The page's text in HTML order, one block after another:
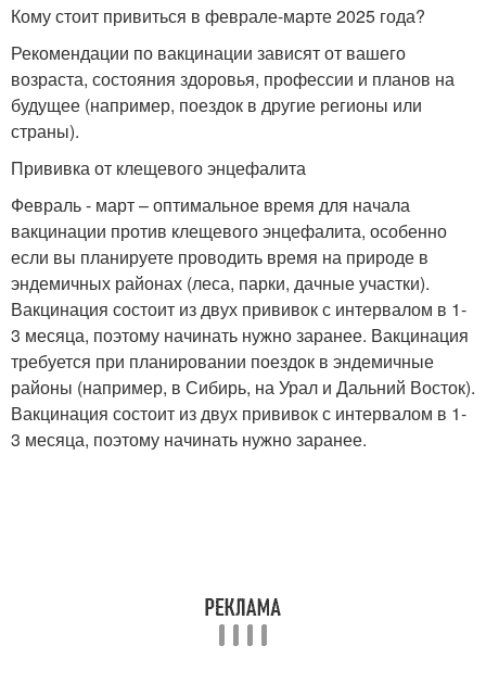
Кому стоит привиться в феврале-марте 2025 года?
Рекомендации по вакцинации зависят от вашего
возраста, состояния здоровья, профессии и планов на
будущее (например, поездок в другие регионы или
страны).
Прививка от клещевого энцефалита
Февраль - март – оптимальное время для начала
вакцинации против клещевого энцефалита, особенно
если вы планируете проводить время на природе в
эндемичных районах (леса, парки, дачные участки).
Вакцинация состоит из двух прививок с интервалом в 1-
3 месяца, поэтому начинать нужно заранее. Вакцинация
требуется при планировании поездок в эндемичные
районы (например, в Сибирь, на Урал и Дальний Восток).
Вакцинация состоит из двух прививок с интервалом в 1-
3 месяца, поэтому начинать нужно заранее.